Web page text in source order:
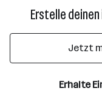
Erstelle
Jetzt
Erhalte